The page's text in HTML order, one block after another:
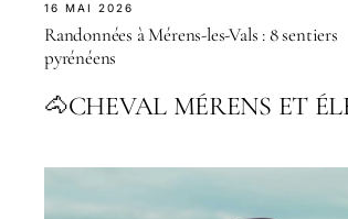
16 MAI 2026
Randonnées à Mérens-les-Vals : 8 sentiers
pyrénéens
🐴CHEVAL MÉRENS ET